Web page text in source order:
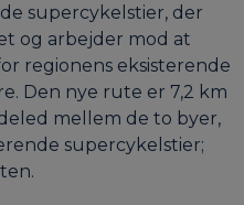
supercykelstier, der
og arbejder mod at
regionens eksisterende
Den nye rute er 7,2 km
mellem de to byer,
supercykelstier;